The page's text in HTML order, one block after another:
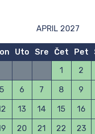
APRIL 2027
Uto Sre Čet Pet
1
2
5 6 7 8 9
13 14 15 16
20 21 22 23